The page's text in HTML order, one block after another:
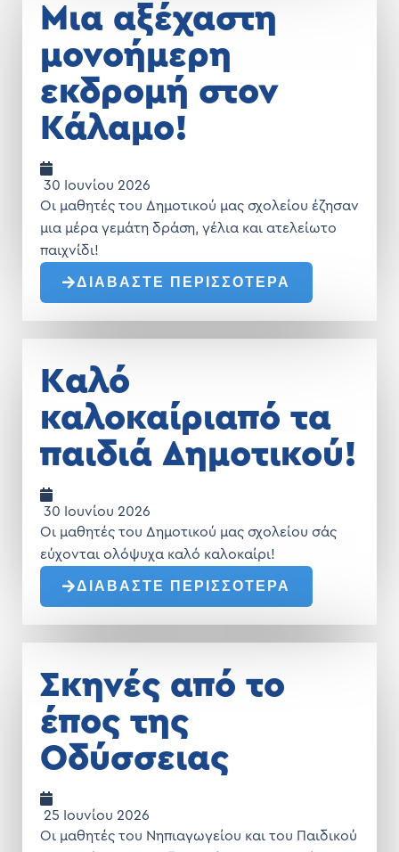
Μια αξέχαστη
μονοήμερη
εκδρομή στον
Κάλαμο!
30 Ιουνίου 2026
Οι μαθητές του Δημοτικού μας σχολείου έζησαν
μια μέρα γεμάτη δράση, γέλια και ατελείωτο
παιχνίδι!
ΔΙΑΒΑΣΤΕ ΠΕΡΙΣΣΟΤΕΡΑ
Kαλό
καλοκαίριαπό τα
παιδιά Δημοτικού!
30 Ιουνίου 2026
Οι μαθητές του Δημοτικού μας σχολείου σάς
εύχονται ολόψυχα καλό καλοκαίρι!
ΔΙΑΒΑΣΤΕ ΠΕΡΙΣΣΟΤΕΡΑ
Σκηνές από το
έπος της
Οδύσσειας
25 Ιουνίου 2026
Οι μαθητές του Νηπιαγωγείου και του Παιδικού